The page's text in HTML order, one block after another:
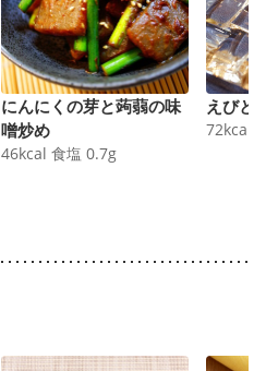
にんにくの芽と蒟蒻の味
噌炒め
46kcal 食塩 0.7g
えびと
72kcal